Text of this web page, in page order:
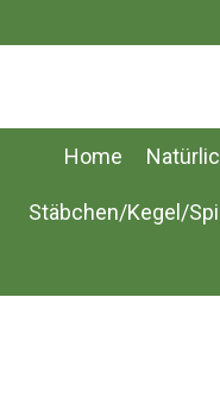
Hauptinhalt
Home
Stäbchen/Kegel/